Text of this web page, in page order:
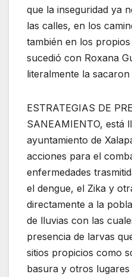
que la inseguridad ya
las calles, en los
también en los
sucedió con Roxana
literalmente la
ESTRATEGIAS DE
SANEAMIENTO, está
ayuntamiento de
acciones para el
enfermedades
el dengue, el Zika y
directamente a la
de lluvias con las
presencia de larvas
sitios propicios como
basura y otros